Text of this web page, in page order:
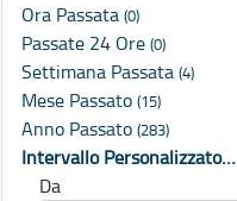
Ora Passata (0)
Passate 24 Ore (0)
Settimana Passata (4)
Mese Passato (15)
Anno Passato (283)
Intervallo Personalizzato…
Da